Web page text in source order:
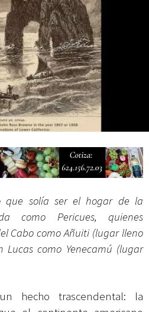
que solía ser el hogar de la
como Pericues, quienes
Cabo como Añuiti (lugar lleno
como Yenecamú (lugar
hecho trascendental: la